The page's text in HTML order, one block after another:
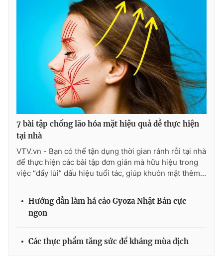
7 bài tập chống lão hóa mặt hiệu quả dễ thực hiện
tại nhà
VTV.vn - Bạn có thể tận dụng thời gian rảnh rỗi tại nhà
để thực hiện các bài tập đơn giản mà hữu hiệu trong
việc “đẩy lùi” dấu hiệu tuổi tác, giúp khuôn mặt thêm...
Hướng dẫn làm há cảo Gyoza Nhật Bản cực
ngon
Các thực phẩm tăng sức đề kháng mùa dịch